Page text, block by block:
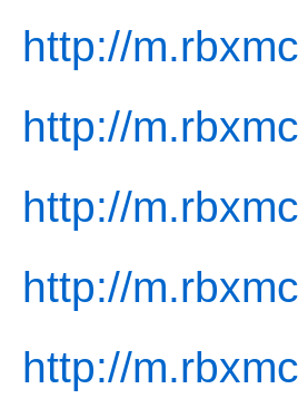
http://
http://
http://
http://
http://